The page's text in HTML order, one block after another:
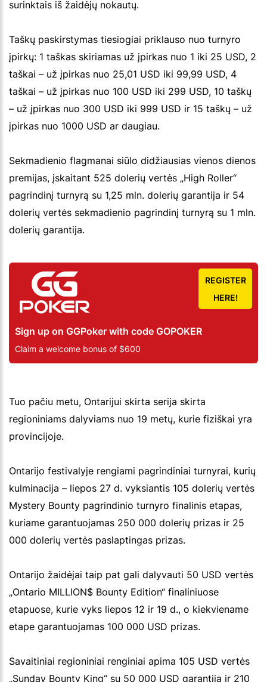
surinktais iš žaidėjų nokautų.
Taškų paskirstymas tiesiogiai priklauso nuo turnyro
įpirkų: 1 taškas skiriamas už įpirkas nuo 1 iki 25 USD, 2
taškai – už įpirkas nuo 25,01 USD iki 99,99 USD, 4
taškai – už įpirkas nuo 100 USD iki 299 USD, 10 taškų
– už įpirkas nuo 300 USD iki 999 USD ir 15 taškų – už
įpirkas nuo 1000 USD ar daugiau.
Sekmadienio flagmanai siūlo didžiausias vienos dienos
premijas, įskaitant 525 dolerių vertės „High Roller“
pagrindinį turnyrą su 1,25 mln. dolerių garantija ir 54
dolerių vertės sekmadienio pagrindinį turnyrą su 1 mln.
dolerių garantija.
Sign up on GGPoker with code GOPOKER
Claim a welcome bonus of $600
REGISTER
HERE!
Tuo pačiu metu, Ontarijui skirta serija skirta
regioniniams dalyviams nuo 19 metų, kurie fiziškai yra
provincijoje.
Ontarijo festivalyje rengiami pagrindiniai turnyrai, kurių
kulminacija – liepos 27 d. vyksiantis 105 dolerių vertės
Mystery Bounty pagrindinio turnyro finalinis etapas,
kuriame garantuojamas 250 000 dolerių prizas ir 25
000 dolerių vertės paslaptingas prizas.
Ontarijo žaidėjai taip pat gali dalyvauti 50 USD vertės
„Ontario MILLION$ Bounty Edition“ finaliniuose
etapuose, kurie vyks liepos 12 ir 19 d., o kiekviename
etape garantuojamas 100 000 USD prizas.
Savaitiniai regioniniai renginiai apima 105 USD vertės
„Sunday Bounty King“ su 50 000 USD garantija ir 210